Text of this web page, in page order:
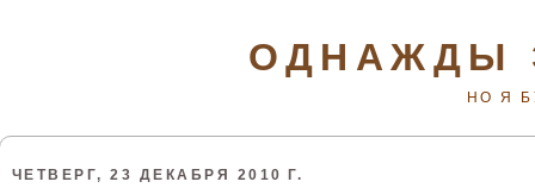
ОДНАЖДЫ
НО Я
ЧЕТВЕРГ, 23 ДЕКАБРЯ 2010 Г.